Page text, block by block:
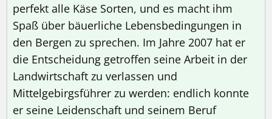
perfekt alle Käse Sorten, und es macht ihm
Spaß über bäuerliche Lebensbedingungen in
den Bergen zu sprechen. Im Jahre 2007 hat er
die Entscheidung getroffen seine Arbeit in der
Landwirtschaft zu verlassen und
Mittelgebirgsführer zu werden: endlich konnte
er seine Leidenschaft und seinem Beruf